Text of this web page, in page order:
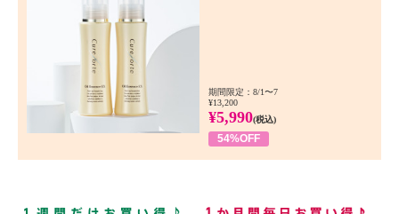
期間限定：8/1〜7
¥13,200
¥5,990(税込)
54%OFF